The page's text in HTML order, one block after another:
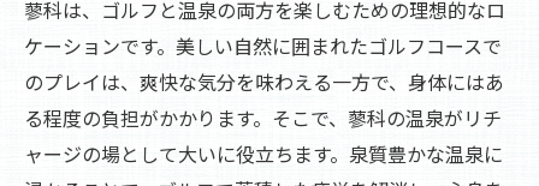
蓼科は、ゴルフと温泉の両方を楽しむための理想的なロ
ケーションです。美しい自然に囲まれたゴルフコースで
のプレイは、爽快な気分を味わえる一方で、身体にはあ
る程度の負担がかかります。そこで、蓼科の温泉がリチ
ャージの場として大いに役立ちます。泉質豊かな温泉に